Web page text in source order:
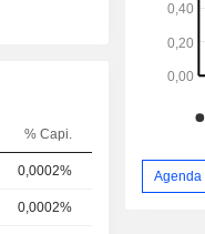
% Capi.
0,0002%
0,0002%
Agenda